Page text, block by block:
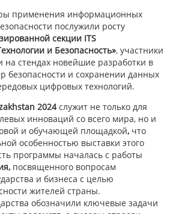
применения информационных
послужили росту
секции ITS
и Безопасность», участники
на стендах новейшие разработки в
безопасности и сохранении данных
цифровых технологий.
2024 служит не только для
инноваций со всего мира, но и
и обучающей площадкой, что
особенностью выставки этого
программы началась с работы
посвященного вопросам
и бизнеса с целью
жителей страны.
обозначили ключевые задачи